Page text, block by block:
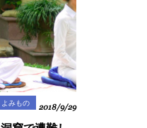
芽挿しが原則
禁止の方向
に・・？
よみもの 2018/9/29